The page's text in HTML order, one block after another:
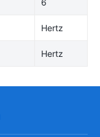
6
Hertz
Hertz